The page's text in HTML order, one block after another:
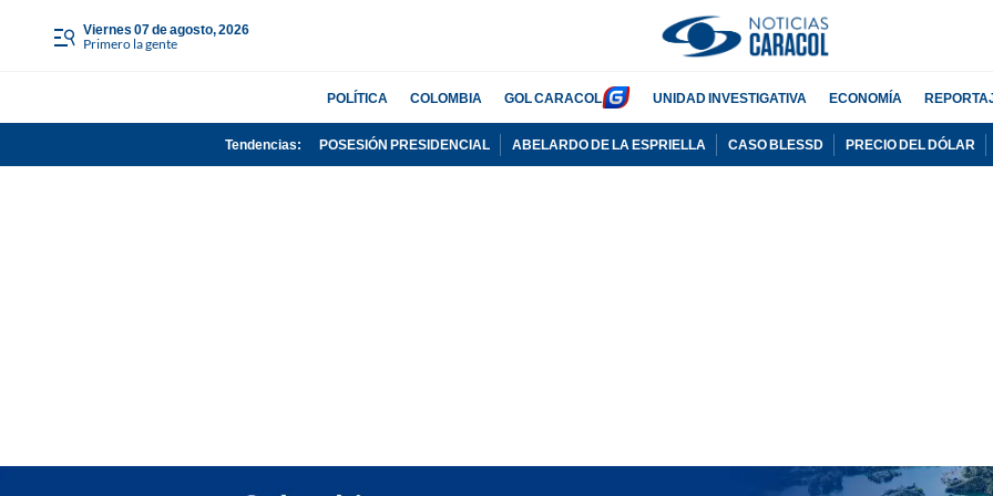
viernes 07 de agosto, 2026
Primero la gente
POLÍTICA COLOMBIA GOL CARACOL UNIDAD INVESTIGATIVA ECONOMÍA
Tendencias: POSESIÓN PRESIDENCIAL ABELARDO DE LA ESPRIELLA CASO BLESSD PRECIO DEL DÓLAR